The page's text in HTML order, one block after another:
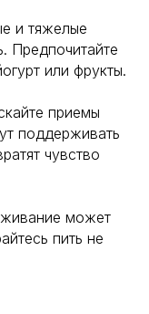
и тяжелые
Предпочитайте
или фрукты.
приемы
поддерживать
чувство
может
пить не